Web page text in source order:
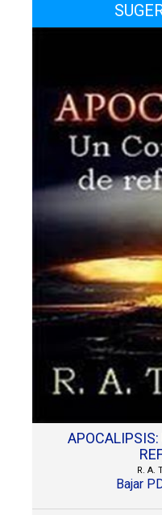
R. A.
Bajar